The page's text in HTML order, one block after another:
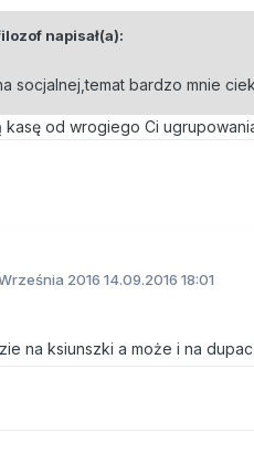
napisał(a):
socjalnej,temat bardzo mnie
kasę od wrogiego Ci
2016 14.09.2016 18:01
na ksiunszki a może i na